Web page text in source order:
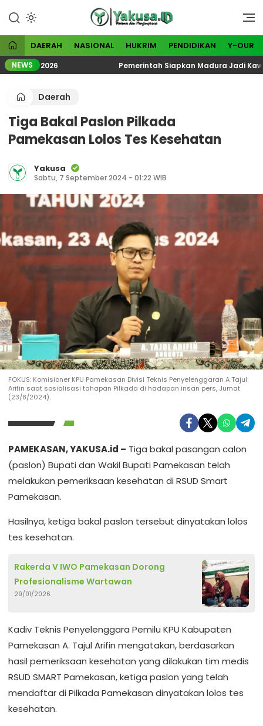
konten
Yakusa
Visioner dan Menginspirasi
DAERAH NASIONAL HUKRIM PENDIDIKAN Y-OUR
NEWS
2026 Pemerintah Siapkan Madura Jadi
Daerah
Tiga Bakal Paslon Pilkada
Pamekasan Lolos Tes Kesehatan
Yakusa
Sabtu, 7 September 2024 - 01:22 WIB
FOKUS: Komisioner KPU Pamekasan Divisi Teknis Penyelenggaran A Tajul
Arifin saat sosialisasi tahapan Pilkada di hadapan insan pers, Jumat
(23/8/2024).
PAMEKASAN, YAKUSA.id – Tiga bakal pasangan calon
(paslon) Bupati dan Wakil Bupati Pamekasan telah
melakukan pemeriksaan kesehatan di RSUD Smart
Pamekasan.
Hasilnya, ketiga bakal paslon tersebut dinyatakan lolos
tes kesehatan.
Rakerda V IWO Pamekasan Dorong
Profesionalisme Wartawan
29/01/2026
Kadiv Teknis Penyelenggara Pemilu KPU Kabupaten
Pamekasan A. Tajul Arifin mengatakan, berdasarkan
hasil pemeriksaan kesehatan yang dilakukan tim medis
RSUD SMART Pamekasan, ketiga paslon yang telah
mendaftar di Pilkada Pamekasan dinyatakan lolos tes
kesehatan.